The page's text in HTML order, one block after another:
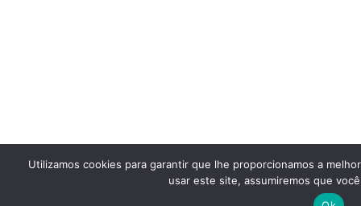
Utilizamos cookies para garantir que lhe proporcionamos a
usar este site, assumiremos que